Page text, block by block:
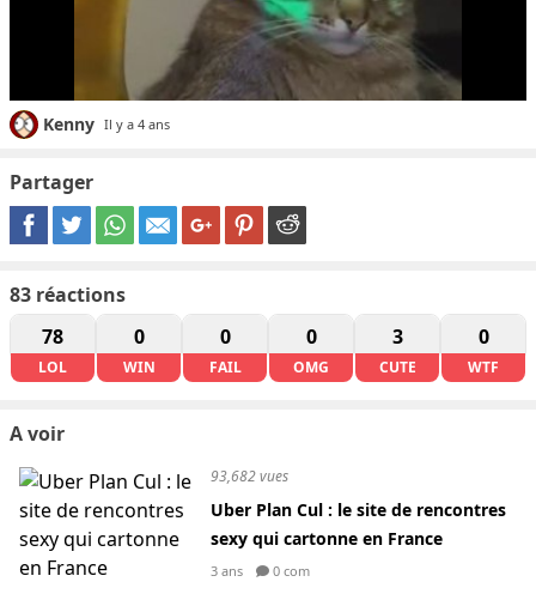
Kenny Il y a 4 ans
Partager
83 réactions
78
LOL
0
WIN
0
FAIL
0
OMG
3
CUTE
0
WTF
A voir
93,682 vues
Uber Plan Cul : le site de rencontres
sexy qui cartonne en France
3 ans 0 com